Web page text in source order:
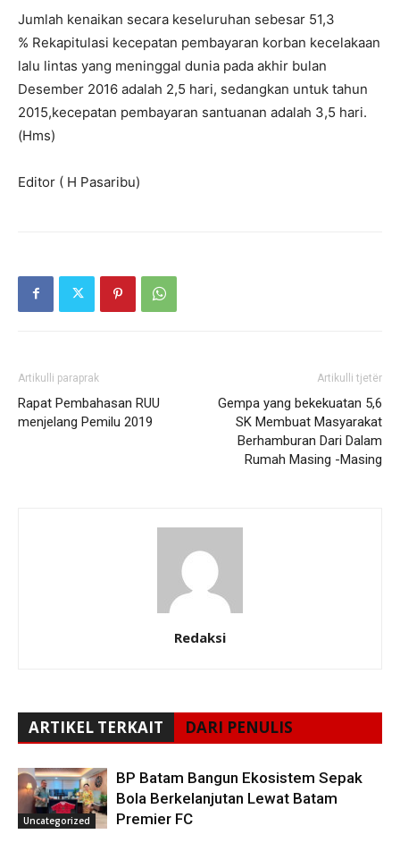
Jumlah kenaikan secara keseluruhan sebesar 51,3
% Rekapitulasi kecepatan pembayaran korban kecelakaan
lalu lintas yang meninggal dunia pada akhir bulan
Desember 2016 adalah 2,5 hari, sedangkan untuk tahun
2015,kecepatan pembayaran santuanan adalah 3,5 hari.
(Hms)
Editor ( H Pasaribu)
Artikulli paraprak
Rapat Pembahasan RUU
menjelang Pemilu 2019
Artikulli tjetër
Gempa yang bekekuatan 5,6
SK Membuat Masyarakat
Berhamburan Dari Dalam
Rumah Masing -Masing
Redaksi
ARTIKEL TERKAIT DARI PENULIS
Uncategorized
BP Batam Bangun Ekosistem Sepak
Bola Berkelanjutan Lewat Batam
Premier FC